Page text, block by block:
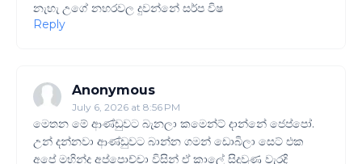
නැහැ උගේ නහරවල දුවන්නේ සර්ප විෂ
Reply
Anonymous
July 6, 2026 at 8:56 PM
මෙතන මේ ආණ්ඩුවට බැනලා කමෙන්ට් දාන්නේ ජෙප්පෝ.
උන් දන්නවා ආණ්ඩුවට බාන්න ගමන් ඩොබිලා සෙට් එක
අපේ මහින්ද අප්පොච්චා විසින් ඒ කාලේ සිදුවුණ වැරදි